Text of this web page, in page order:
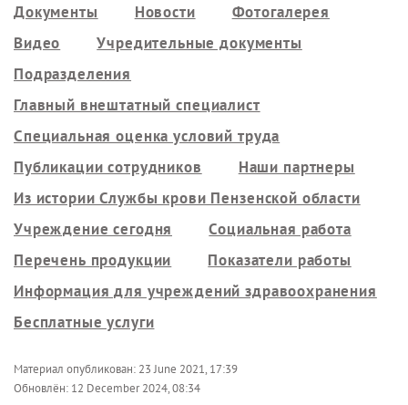
Документы
Новости
Фотогалерея
Видео
Учредительные документы
Подразделения
Главный внештатный специалист
Специальная оценка условий труда
Публикации сотрудников
Наши партнеры
Из истории Службы крови Пензенской области
Учреждение сегодня
Социальная работа
Перечень продукции
Показатели работы
Информация для учреждений здравоохранения
Бесплатные услуги
Материал опубликован: 23 June 2021, 17:39
Обновлён: 12 December 2024, 08:34